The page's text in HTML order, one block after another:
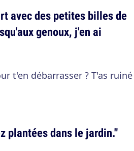
avec des petites billes de
genoux, j'en ai
t'en débarrasser ? T'as ruiné
plantées dans le jardin."